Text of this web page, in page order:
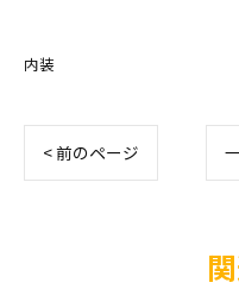
内装
< 前のページ